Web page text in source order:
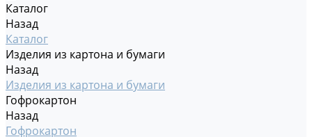
Каталог
Назад
Каталог
Изделия из картона и бумаги
Назад
Изделия из картона и бумаги
Гофрокартон
Назад
Гофрокартон